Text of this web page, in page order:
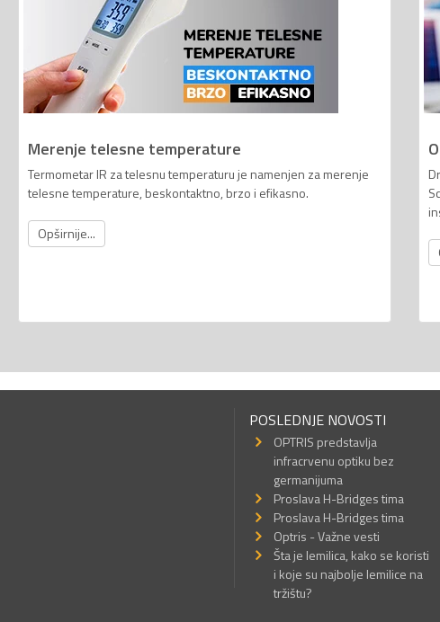
Merenje telesne temperature
Termometar IR za telesnu temperaturu je namenjen za merenje
telesne temperature, beskontaktno, brzo i efikasno.
Opširnije...
POSLEDNJE NOVOSTI
OPTRIS predstavlja
infracrvenu optiku bez
germanijuma
Proslava H-Bridges tima
Proslava H-Bridges tima
Optris - Važne vesti
Šta je lemilica, kako se koristi
i koje su najbolje lemilice na
tržištu?